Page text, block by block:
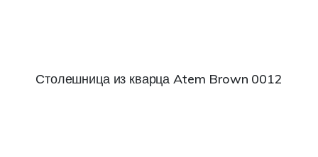
Столешница из кварца Atem Brown 0012